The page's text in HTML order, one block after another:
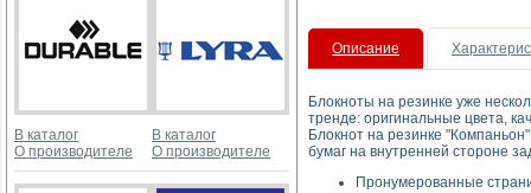
В каталог
О производителе
В каталог
О производителе
Описание
Блокноты на резинке уже
тренде: оригинальные цвета,
Блокнот на резинке
бумаг на внутренней стороне
Пронумерованные